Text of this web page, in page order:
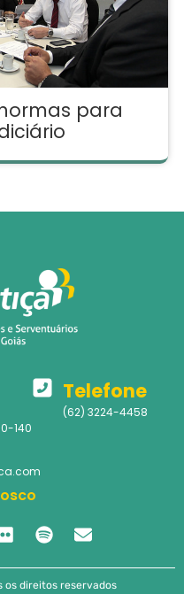
para
140
Telefone
(62) 3224-4458
os direitos reservados